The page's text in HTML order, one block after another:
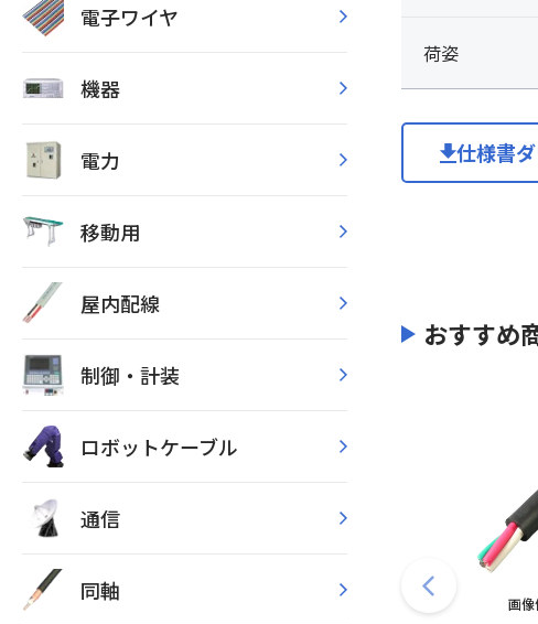
電子ワイヤ
機器
電力
移動用
屋内配線
制御・計装
ロボットケーブル
通信
同軸
荷姿
仕様書
おすすめ
画